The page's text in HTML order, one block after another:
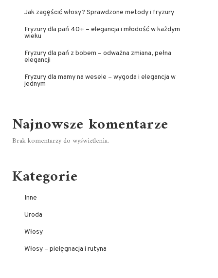
Jak zagęścić włosy? Sprawdzone metody i fryzury
Fryzury dla pań 40+ – elegancja i młodość w każdym
wieku
Fryzury dla pań z bobem – odważna zmiana, pełna
elegancji
Fryzury dla mamy na wesele – wygoda i elegancja w
jednym
Najnowsze komentarze
Brak komentarzy do wyświetlenia.
Kategorie
Inne
Uroda
Włosy
Włosy – pielęgnacja i rutyna